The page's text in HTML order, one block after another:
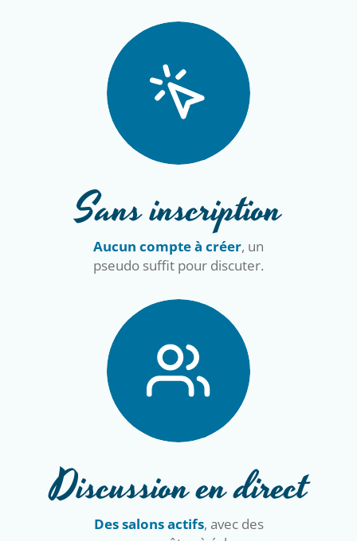
Sans inscription
Aucun compte à créer, un
pseudo suffit pour discuter.
Discussion en direct
Des salons actifs, avec des